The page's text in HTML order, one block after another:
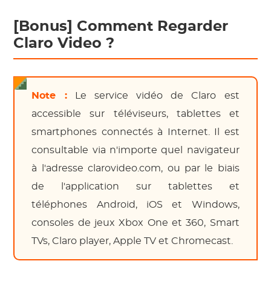
[Bonus] Comment Regarder
Claro Video ?
Note :Le service vidéo de Claro est
accessible sur téléviseurs, tablettes et
smartphones connectés à Internet. Il est
consultable via n'importe quel navigateur
à l'adresse clarovideo.com, ou par le biais
de l'application sur tablettes et
téléphones Android, iOS et Windows,
consoles de jeux Xbox One et 360, Smart
TVs, Claro player, Apple TV et Chromecast.